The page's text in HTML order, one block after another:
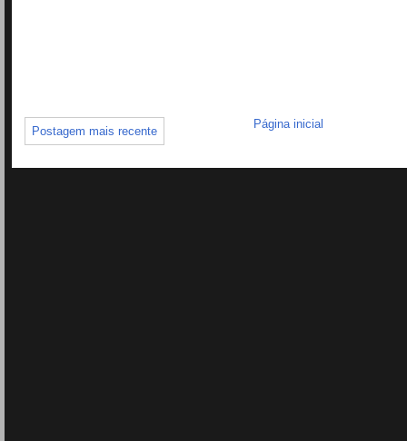
Postagem mais recente
Página inicial